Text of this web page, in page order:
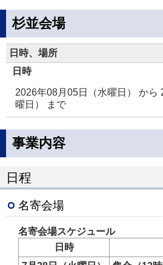
杉並会場
日時、場所
日時
2026年08月05日（水曜日） から
曜日）
まで
事業内容
日程
名寄会場
名寄会場スケジュール
日時